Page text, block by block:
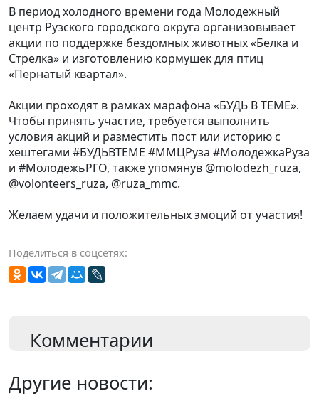
В период холодного времени года Молодежный
центр Рузского городского округа организовывает
акции по поддержке бездомных животных «Белка и
Стрелка» и изготовлению кормушек для птиц
«Пернатый квартал».
Акции проходят в рамках марафона «БУДЬ В ТЕМЕ».
Чтобы принять участие, требуется выполнить
условия акций и разместить пост или историю с
хештегами #БУДЬВТЕМЕ #ММЦРуза #МолодежкаРуза
и #МолодежьРГО, также упомянув @molodezh_ruza,
@volonteers_ruza, @ruza_mmc.
Желаем удачи и положительных эмоций от участия!
Поделиться в соцсетях:
Комментарии
Другие новости: